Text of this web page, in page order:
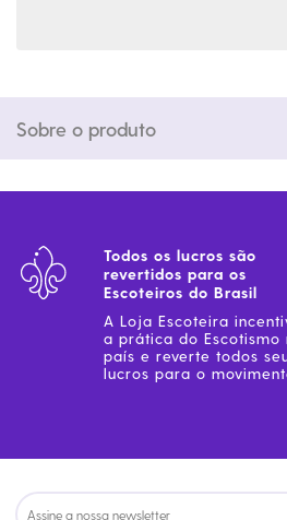
Sobre o produto
Todos os lucros são
revertidos para os
Escoteiros do Brasil
A Loja Escoteira
a prática do Escotismo
país e reverte todos
lucros para o